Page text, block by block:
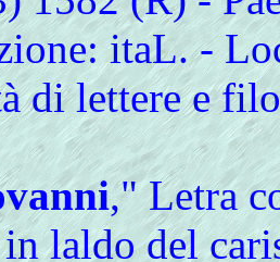
itaL. -
di lettere e
," Letra
laldo del